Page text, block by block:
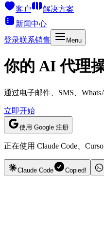
客户
解决方案
新闻中心
登录联系销售 Menu
你的 AI 代理
通过电子邮件、SMS、
立即开始
使用 Google 注册
正在使用 Claude Code、
Claude Code Copied!